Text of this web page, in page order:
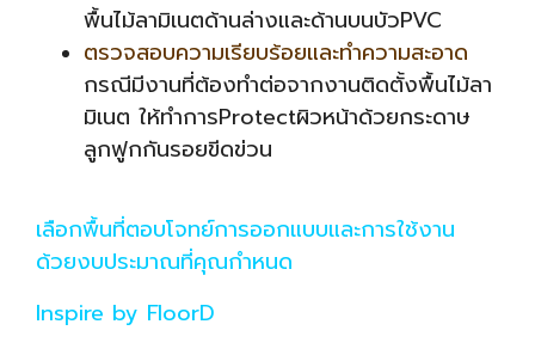
พื้นไม้ลามิเนตด้านล่างและด้านบนบัวPVC
ตรวจสอบความเรียบร้อยและทำความสะอาด
กรณีมีงานที่ต้องทำต่อจากงานติดตั้งพื้นไม้ลา
มิเนต ให้ทำการProtectผิวหน้าด้วยกระดาษ
ลูกฟูกกันรอยขีดข่วน
เลือกพื้นที่ตอบโจทย์การออกแบบและการใช้งาน
ด้วยงบประมาณที่คุณกำหนด
Inspire by FloorD